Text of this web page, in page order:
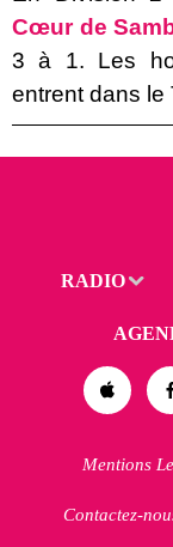
Cœur de
3 à 1. Les
entrent dans le
RADIO
Mentions
Contactez-